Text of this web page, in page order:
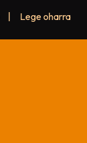
Lege oharra